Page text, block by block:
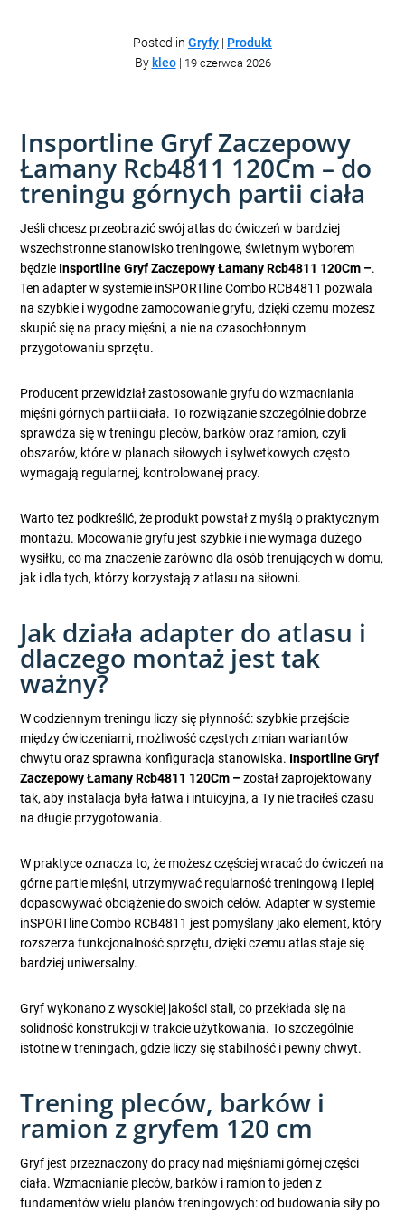
Posted in Gryfy | Produkt
By kleo| 19 czerwca 2026
Insportline Gryf Zaczepowy
Łamany Rcb4811 120Cm – do
treningu górnych partii ciała
Jeśli chcesz przeobrazić swój atlas do ćwiczeń w bardziej
wszechstronne stanowisko treningowe, świetnym wyborem
będzie Insportline Gryf Zaczepowy Łamany Rcb4811 120Cm –.
Ten adapter w systemie inSPORTline Combo RCB4811 pozwala
na szybkie i wygodne zamocowanie gryfu, dzięki czemu możesz
skupić się na pracy mięśni, a nie na czasochłonnym
przygotowaniu sprzętu.
Producent przewidział zastosowanie gryfu do wzmacniania
mięśni górnych partii ciała. To rozwiązanie szczególnie dobrze
sprawdza się w treningu pleców, barków oraz ramion, czyli
obszarów, które w planach siłowych i sylwetkowych często
wymagają regularnej, kontrolowanej pracy.
Warto też podkreślić, że produkt powstał z myślą o praktycznym
montażu. Mocowanie gryfu jest szybkie i nie wymaga dużego
wysiłku, co ma znaczenie zarówno dla osób trenujących w domu,
jak i dla tych, którzy korzystają z atlasu na siłowni.
Jak działa adapter do atlasu i
dlaczego montaż jest tak
ważny?
W codziennym treningu liczy się płynność: szybkie przejście
między ćwiczeniami, możliwość częstych zmian wariantów
chwytu oraz sprawna konfiguracja stanowiska. Insportline Gryf
Zaczepowy Łamany Rcb4811 120Cm –został zaprojektowany
tak, aby instalacja była łatwa i intuicyjna, a Ty nie traciłeś czasu
na długie przygotowania.
W praktyce oznacza to, że możesz częściej wracać do ćwiczeń na
górne partie mięśni, utrzymywać regularność treningową i lepiej
dopasowywać obciążenie do swoich celów. Adapter w systemie
inSPORTline Combo RCB4811 jest pomyślany jako element, który
rozszerza funkcjonalność sprzętu, dzięki czemu atlas staje się
bardziej uniwersalny.
Gryf wykonano z wysokiej jakości stali, co przekłada się na
solidność konstrukcji w trakcie użytkowania. To szczególnie
istotne w treningach, gdzie liczy się stabilność i pewny chwyt.
Trening pleców, barków i
ramion z gryfem 120 cm
Gryf jest przeznaczony do pracy nad mięśniami górnej części
ciała. Wzmacnianie pleców, barków i ramion to jeden z
fundamentów wielu planów treningowych: od budowania siły po